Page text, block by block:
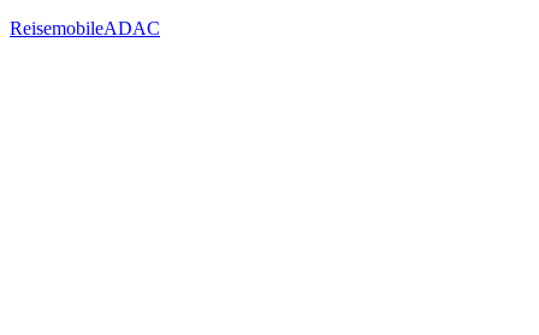
ReisemobileADAC